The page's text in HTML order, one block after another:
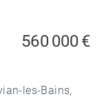
560 000 €
les-Bains,